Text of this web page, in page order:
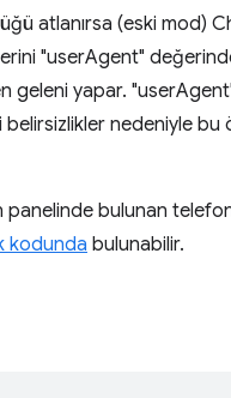
atlanırsa (eski mod)
"userAgent"
geleni yapar.
nedeniyle bu
panelinde bulunan
kodunda bulunabilir.